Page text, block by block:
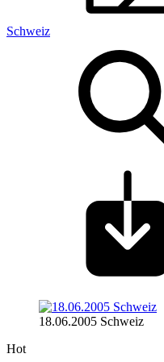
Schweiz
18.06.2005 Schweiz
Hot